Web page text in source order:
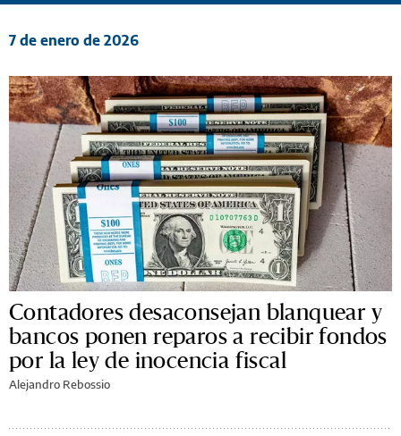
7 de enero de 2026
Contadores desaconsejan blanquear y
bancos ponen reparos a recibir fondos
por la ley de inocencia fiscal
Alejandro Rebossio